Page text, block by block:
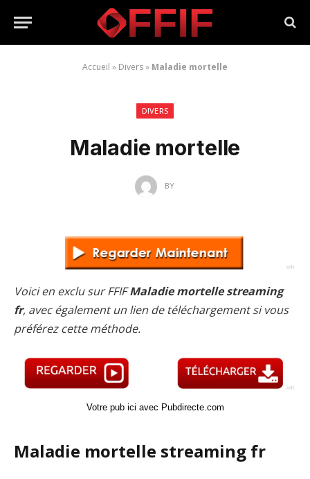
Accueil » Divers» Maladie mortelle
DIVERS
Maladie mortelle
BY
Voici en exclu sur FFIFMaladie mortelle streaming
fr, avec également un lien de téléchargement si vous
préférez cette méthode.
Votre pub ici avec Pubdirecte.com
Maladie mortelle streaming fr